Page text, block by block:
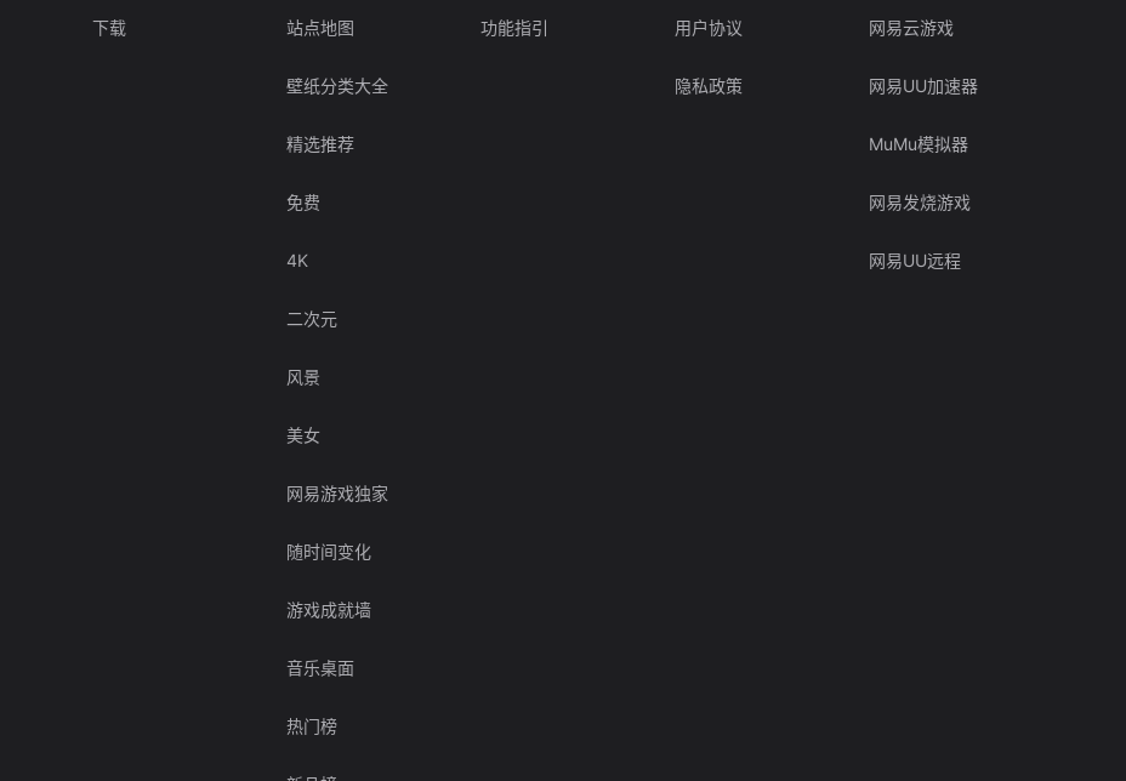
下载 站点地图
壁纸分类大全
精选推荐
免费
4K
二次元
风景
美女
网易游戏独家
随时间变化
游戏成就墙
音乐桌面
热门榜
功能指引 用户协议
隐私政策
网易云游戏
网易UU加速器
MuMu模拟器
网易发烧游戏
网易UU远程